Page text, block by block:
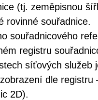
(tj. zeměpisnou
rovinné souřadnice.
souřadnicového
registru
síťových služeb
dle registru
2D).